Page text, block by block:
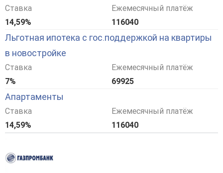
Ставка
14,59%
Ежемесячный платёж
116040
Льготная ипотека с гос.поддержкой на квартиры
в новостройке
Ставка
7%
Ежемесячный платёж
69925
Апартаменты
Ставка
14,59%
Ежемесячный платёж
116040